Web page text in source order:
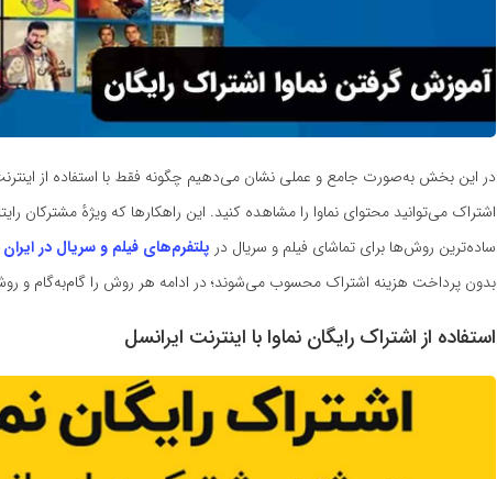
در این بخش به‌صورت جامع و عملی نشان می‌دهیم چگونه فقط با استفاده از
اشتراک می‌توانید محتوای نماوا را مشاهده کنید. این راهکارها که ویژهٔ مشترکان
ساده‌ترین روش‌ها برای تماشای فیلم و سریال در پلتفرم‌های فیلم و سریال در
بدون پرداخت هزینه اشتراک محسوب می‌شوند؛ در ادامه هر روش را گام‌به‌گام و
استفاده از اشتراک رایگان نماوا با اینترنت ایرانسل